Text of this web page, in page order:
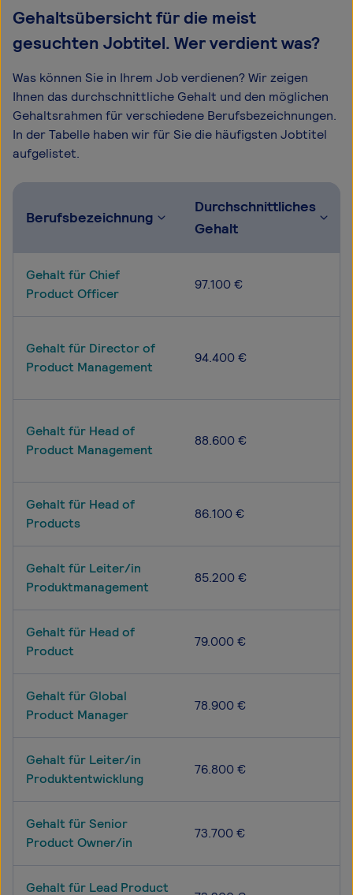
Gehaltsübersicht für die meist
gesuchten Jobtitel. Wer verdient was?
Was können Sie in Ihrem Job verdienen? Wir zeigen
Ihnen das durchschnittliche Gehalt und den möglichen
Gehaltsrahmen für verschiedene Berufsbezeichnungen.
In der Tabelle haben wir für Sie die häufigsten Jobtitel
aufgelistet.
Berufsbezeichnung
Durchschnittliches
Gehalt
Gehalt für Chief
Product Officer
97.100 €
Gehalt für Director of
Product Management
94.400 €
Gehalt für Head of
Product Management
88.600 €
Gehalt für Head of
Products
86.100 €
Gehalt für Leiter/in
Produktmanagement
85.200 €
Gehalt für Head of
Product
79.000 €
Gehalt für Global
Product Manager
78.900 €
Gehalt für Leiter/in
Produktentwicklung
76.800 €
Gehalt für Senior
Product Owner/in
73.700 €
Gehalt für Lead Product